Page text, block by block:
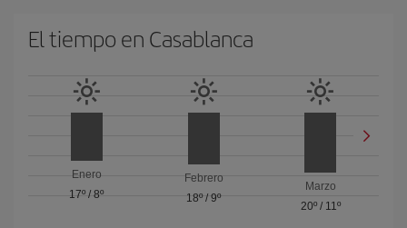
El tiempo en Casablanca
Enero
17º /8º
Febrero
18º/ 9º
Marzo
20º/ 11º